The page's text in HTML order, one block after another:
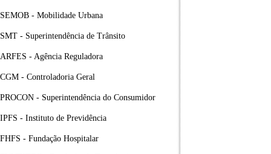
SEMOB - Mobilidade Urbana
SMT - Superintendência de Trânsito
ARFES - Agência Reguladora
CGM - Controladoria Geral
PROCON - Superintendência do Consumidor
IPFS - Instituto de Previdência
FHFS - Fundação Hospitalar